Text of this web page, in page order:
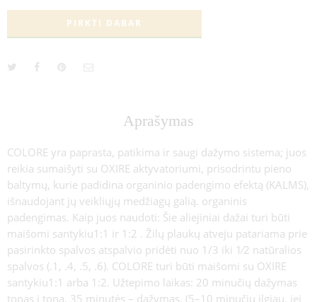
PIRKTI DABAR
Aprašymas
COLORE yra paprasta, patikima ir saugi dažymo sistema; juos
reikia sumaišyti su OXIRE aktyvatoriumi, prisodrintu pieno
baltymų, kurie padidina organinio padengimo efektą (KALMS),
išnaudojant jų veikliųjų medžiagų galią. organinis
padengimas. Kaip juos naudoti: Šie aliejiniai dažai turi būti
maišomi santykiu1:1 ir 1:2 . Žilų plaukų atveju patariama prie
pasirinkto spalvos atspalvio pridėti nuo 1/3 iki 1⁄2 natūralios
spalvos (.1, .4, .5, .6). COLORE turi būti maišomi su OXIRE
santykiu1:1 arba 1:2. Užtepimo laikas: 20 minučių dažymas
tonas į toną, 35 minutės – dažymas, (5–10 minučių ilgiau, jei